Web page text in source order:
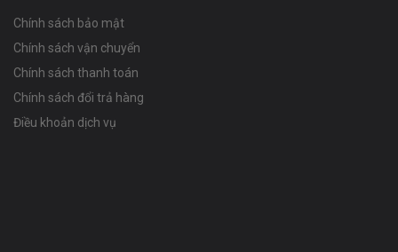
Chính sách bảo mật
Chính sách vận chuyển
Chính sách thanh toán
Chính sách đổi trả hàng
Điều khoản dịch vụ